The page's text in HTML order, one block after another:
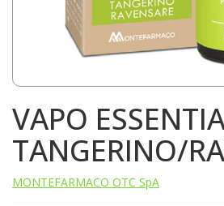
VAPO
TANGERINO/
MONTEFARMACO OTC SpA